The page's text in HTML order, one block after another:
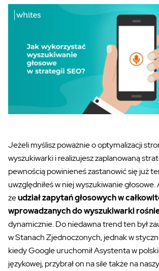
Jeżeli myślisz poważnie o optymalizacji
wyszukiwarki i realizujesz zaplanowaną
pewnością powinieneś zastanowić się już
uwzględniłeś w niej wyszukiwanie głosowe.
żeudział zapytań głosowych w
wprowadzanych do wyszukiwarki
dynamicznie. Do niedawna trend ten był
w Stanach Zjednoczonych, jednak w
kiedy Google uruchomił Asystenta w
językowej, przybrał on na sile także na